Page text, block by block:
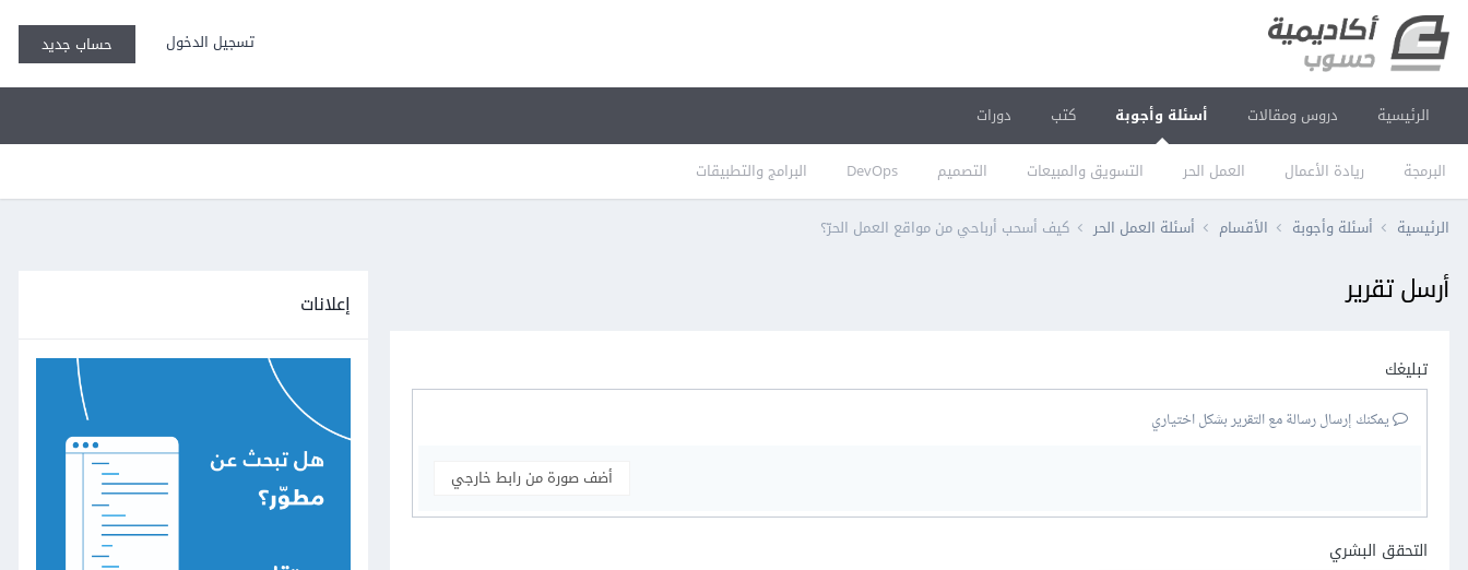
تسجيل الدخول حساب جديد
الرئيسية دروس ومقالات أسئلة وأجوبة
البرمجة ريادة الأعمال العمل الحر التسويق والمبيعات التصميم DevOps البرامج والتطبيقات
كتب دورات
الرئيسية أسئلة وأجوبة الأقسام أسئلة العمل الحر كيف أسحب أرباحي من مواقع العمل الحرّ؟
أرسل تقرير
تبليغك
يمكنك إرسال رسالة مع التقرير بشكل اختياري
أضف صورة من رابط خارجي
التحقق البشري
إعلانات